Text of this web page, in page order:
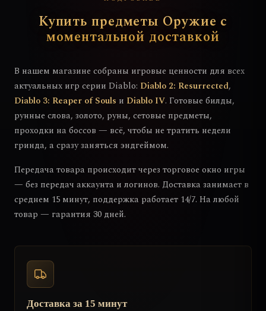
Купить предметы Оружие с
моментальной доставкой
В нашем магазине собраны игровые ценности для всех
актуальных игр серии Diablo: Diablo 2: Resurrected,
Diablo 3: Reaper of Souls и Diablo IV. Готовые билды,
рунные слова, золото, руны, сетовые предметы,
проходки на боссов — всё, чтобы не тратить недели
гринда, а сразу заняться эндгеймом.
Передача товара происходит через торговое окно игры
— без передач аккаунта и логинов. Доставка занимает в
среднем 15 минут, поддержка работает 14/7. На любой
товар — гарантия 30 дней.
Доставка за 15 минут